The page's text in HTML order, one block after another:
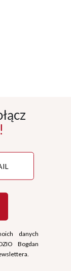
danych
Bogdan